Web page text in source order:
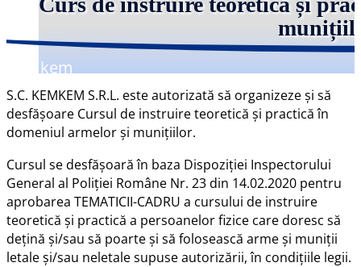
Kemkem
S.C. KEMKEM S.R.L. este autorizată să organizeze și să
desfășoare Cursul de instruire teoretică și practică în
domeniul armelor și munițiilor.
Cursul se desfășoară în baza Dispoziției Inspectorului
General al Poliției Române Nr. 23 din 14.02.2020 pentru
aprobarea TEMATICII-CADRU a cursului de instruire
teoretică şi practică a persoanelor fizice care doresc să
dețină și/sau să poarte și să folosească arme și muniții
letale și/sau neletale supuse autorizării, în condițiile legii.